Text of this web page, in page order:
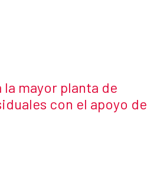
mayor planta de
con el apoyo de